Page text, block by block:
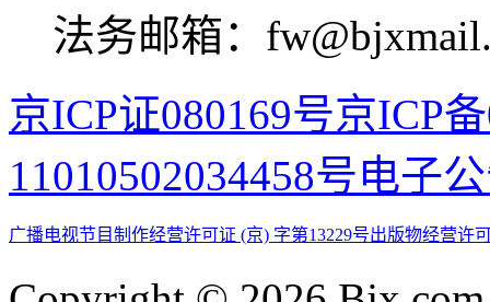
法务邮箱：
京ICP证080169号京ICP
11010502034458号电子
广播电视节目制作经营许可证 (京) 字第13229号出版物经营许